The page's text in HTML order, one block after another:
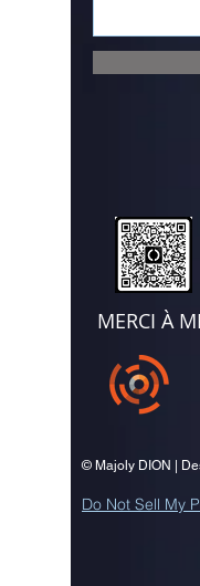
MERCI À
© Majoly DION |
Do Not Sell My